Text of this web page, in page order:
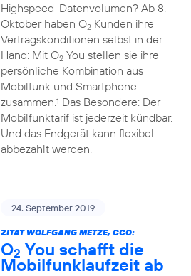
Highspeed-Datenvolumen? Ab 8.
Oktober haben O2Kunden ihre
Vertragskonditionen selbst in der
Hand: Mit O2You stellen sie ihre
persönliche Kombination aus
Mobilfunk und Smartphone
zusammen.1 Das Besondere: Der
Mobilfunktarif ist jederzeit kündbar.
Und das Endgerät kann flexibel
abbezahlt werden.
24. September 2019
ZITAT WOLFGANG METZE, CCO:
O2 You schafft die
Mobilfunklaufzeit ab